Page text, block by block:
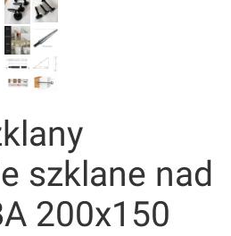
szklane nad
200x150